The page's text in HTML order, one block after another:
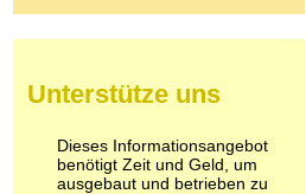
Pilze
Psychopharmaka
Schlafmittel
Schmerzmittel
Unterstütze uns
Dieses Informationsangebot
benötigt Zeit und Geld, um
ausgebaut und betrieben zu